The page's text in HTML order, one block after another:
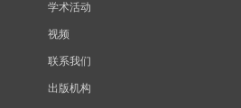
学术活动
视频
联系我们
出版机构